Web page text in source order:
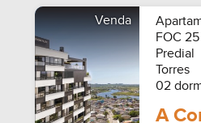
Venda
FOC 25
Predial
Torres
02
A